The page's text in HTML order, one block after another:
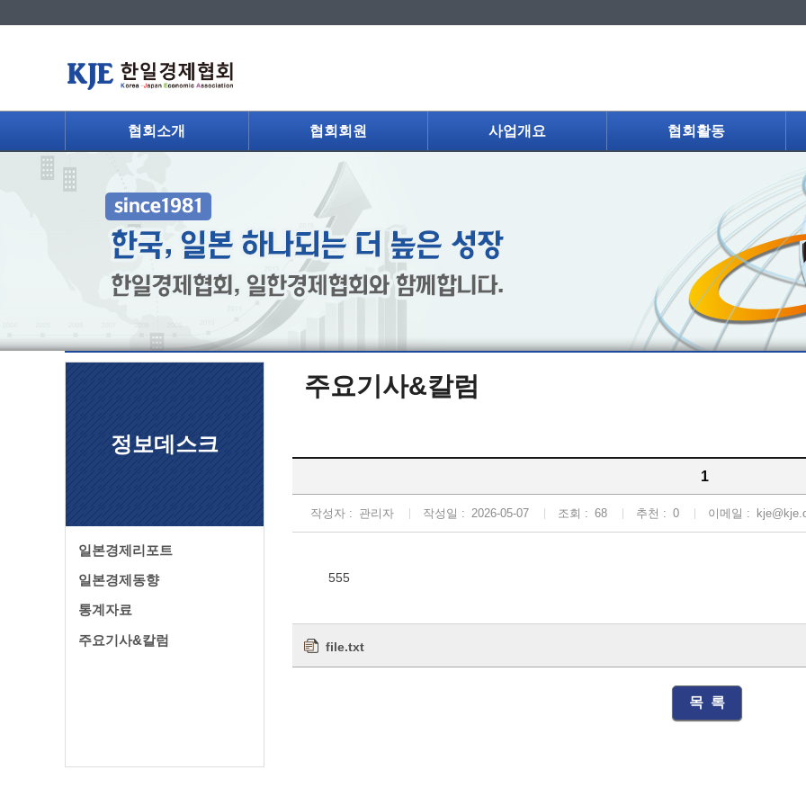
협회소개 협회회원 사업개요 협회활동
정보데스크
일본경제리포트
일본경제동향
통계자료
주요기사&칼럼
주요기사&칼럼
1
작성자 : 관리자 작성일 : 2026-05-07 조회 : 68 추천 : 0 이메일 :
555
file.txt
목 록